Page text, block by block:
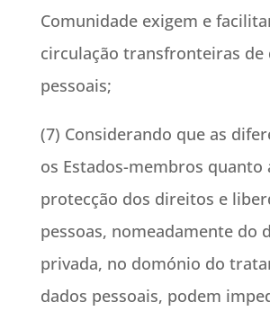
Comunidade exigem e
circulação transfronteiras de
pessoais;
(7) Considerando que as
os Estados-membros quanto
protecção dos direitos e
pessoas, nomeadamente do
privada, no domónio do
dados pessoais, podem